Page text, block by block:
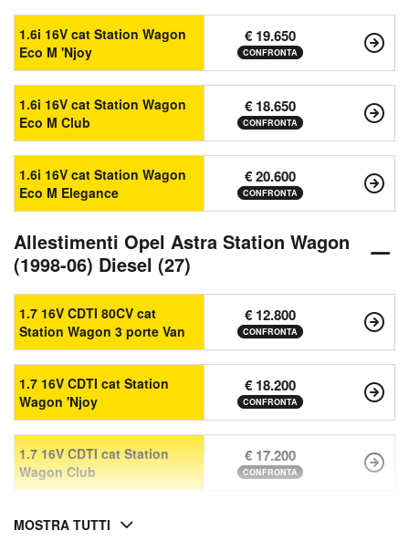
1.6i 16V cat Station Wagon
Eco M 'Njoy
€ 19.650
CONFRONTA
1.6i 16V cat Station Wagon
Eco M Club
€ 18.650
CONFRONTA
1.6i 16V cat Station Wagon
Eco M Elegance
€ 20.600
CONFRONTA
Allestimenti Opel Astra Station Wagon
(1998-06) Diesel (27)
1.7 16V CDTI 80CV cat
Station Wagon 3 porte Van
€ 12.800
CONFRONTA
1.7 16V CDTI cat Station
Wagon 'Njoy
€ 18.200
CONFRONTA
1.7 16V CDTI cat Station
Wagon Club
€ 17.200
CONFRONTA
MOSTRA TUTTI